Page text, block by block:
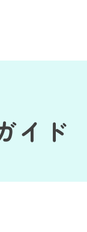
イド